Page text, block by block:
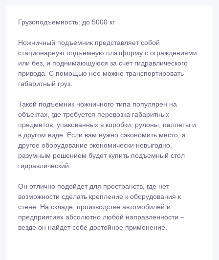
Грузоподъемность: до 5000 кг
Ножничный подъемник представляет собой
стационарную подъемную платформу с ограждениями
или без, и поднимающуюся за счет гидравлического
привода. С помощью нее можно транспортировать
габаритный груз.
Такой подъемник ножничного типа популярен на
объектах, где требуется перевозка габаритных
предметов, упакованных в коробки, рулоны, паллеты и
в другом виде. Если вам нужно сэкономить место, а
другое оборудование экономически невыгодно,
разумным решением будет купить подъемный стол
гидравлический.
Он отлично подойдет для пространств, где нет
возможности сделать крепление к оборудования к
стене. На складе, производстве автомобилей и
предприятиях абсолютно любой направленности –
везде он найдет себе достойное применение.